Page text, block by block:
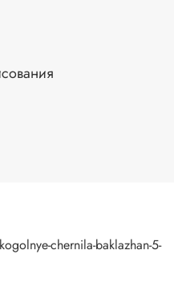
chernila-baklazhan-5-